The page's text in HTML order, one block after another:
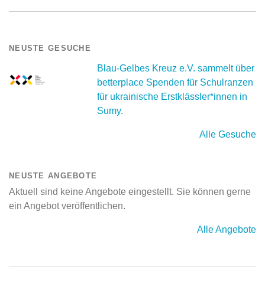
NEUSTE GESUCHE
Blau-Gelbes Kreuz e.V. sammelt über
betterplace Spenden für Schulranzen
für ukrainische Erstklässler*innen in
Sumy.
Alle Gesuche
NEUSTE ANGEBOTE
Aktuell sind keine Angebote eingestellt. Sie können gerne
ein Angebot veröffentlichen.
Alle Angebote